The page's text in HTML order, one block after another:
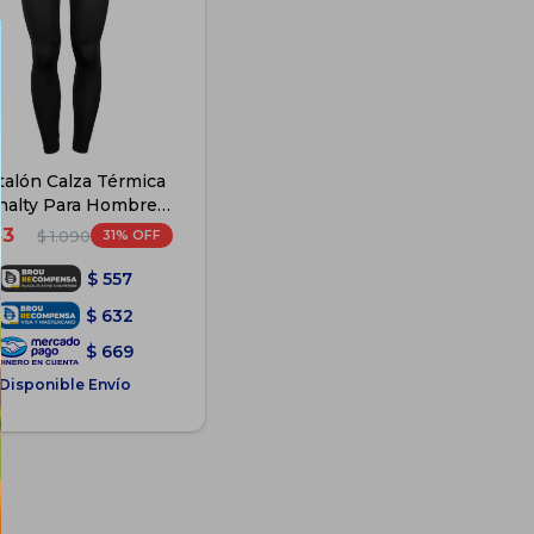
Calza Térmica
Para Hombre
- Negro
$ 1.090 31
$ 557
$ 632
$ 669
Disponible Envío